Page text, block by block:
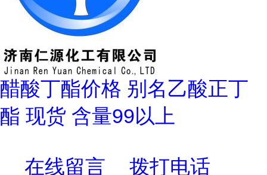
醋酸丁酯价格 别名乙酸正丁
酯 现货 含量99以上
在线留言 拨打电话